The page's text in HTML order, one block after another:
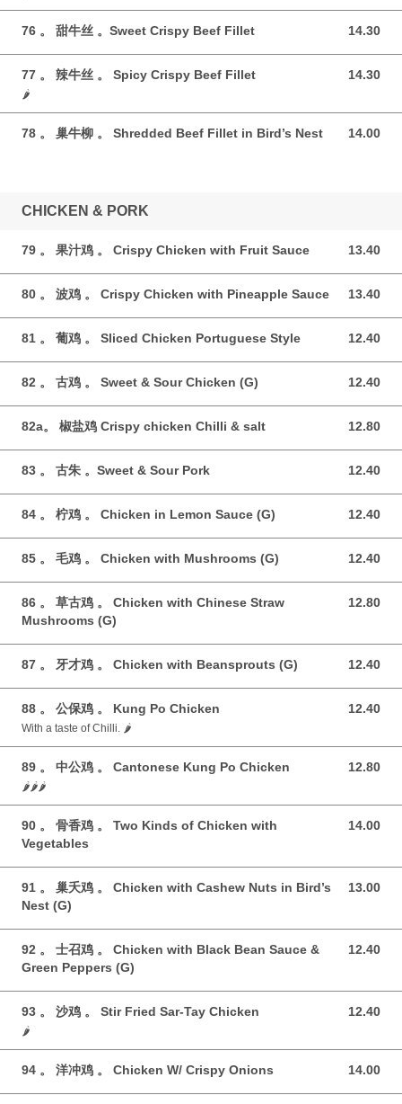
76 。 甜牛丝 。Sweet Crispy Beef Fillet 14.30
14.30 GBP
77 。 辣牛丝 。 Spicy Crispy Beef Fillet 14.30
14.30 GBP
🌶️
78 。 巢牛柳 。 Shredded Beef Fillet in Bird’s Nest 14.00
14.00 GBP
CHICKEN & PORK
79 。 果汁鸡 。 Crispy Chicken with Fruit Sauce 13.40
13.40 GBP
80 。 波鸡 。 Crispy Chicken with Pineapple Sauce 13.40
13.40 GBP
81 。 葡鸡 。 Sliced Chicken Portuguese Style 12.40
12.40 GBP
82 。 古鸡 。 Sweet & Sour Chicken (G) 12.40
12.40 GBP
82a。 椒盐鸡 Crispy chicken Chilli & salt 12.80
12.80 GBP
83 。 古朱 。Sweet & Sour Pork 12.40
12.40 GBP
84 。 柠鸡 。 Chicken in Lemon Sauce (G) 12.40
12.40 GBP
85 。 毛鸡 。 Chicken with Mushrooms (G) 12.40
12.40 GBP
86 。 草古鸡 。 Chicken with Chinese Straw
Mushrooms (G)
12.80
12.80 GBP
87 。 牙才鸡 。 Chicken with Beansprouts (G) 12.40
12.40 GBP
88 。 公保鸡 。 Kung Po Chicken 12.40
12.40 GBP
With a taste of Chilli. 🌶️
89 。 中公鸡 。 Cantonese Kung Po Chicken 12.80
12.80 GBP
🌶️🌶️🌶️
90 。 骨香鸡 。 Two Kinds of Chicken with
Vegetables
14.00
14.00 GBP
91 。 巢夭鸡 。 Chicken with Cashew Nuts in Bird’s
Nest (G)
13.00
13.00 GBP
92 。 士召鸡 。 Chicken with Black Bean Sauce &
Green Peppers (G)
12.40
12.40 GBP
93 。 沙鸡 。 Stir Fried Sar-Tay Chicken 12.40
12.40 GBP
🌶️
94 。 洋冲鸡 。 Chicken W/ Crispy Onions 14.00
14.00 GBP